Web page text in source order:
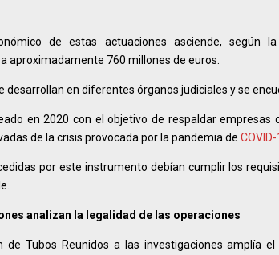
de estas actuaciones asciende, según
aproximadamente 760 millones de euros.
desarrollan en diferentes órganos judiciales y se
en 2020 con el objetivo de respaldar
de la crisis provocada por la pandemia de
por este instrumento debían cumplir los
analizan la legalidad de las operaciones
de Tubos Reunidos a las investigaciones amplía